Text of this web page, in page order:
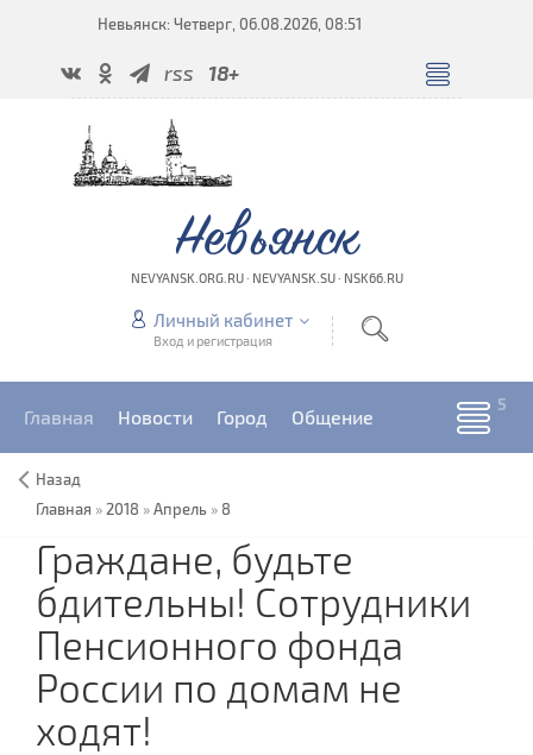
Невьянск: Четверг, 06.08.2026, 08:51
rss 18+
Невьянск
NEVYANSK.ORG.RU · NEVYANSK.SU · NSK66.RU
Личный кабинет
Вход и регистрация
Главная Новости Город Общение
Назад
Главная » 2018 »Апрель » 8
Граждане, будьте
бдительны! Сотрудники
Пенсионного фонда
России по домам не
ходят!